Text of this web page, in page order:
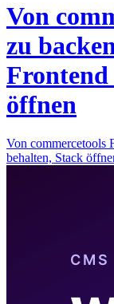
Von
zu
Frontend
öffnen
Von commercetools
behalten, Stack